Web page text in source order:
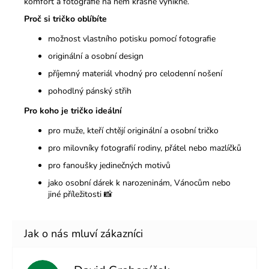
Proč si tričko oblíbíte
možnost vlastního potisku pomocí fotografie
originální a osobní design
příjemný materiál vhodný pro celodenní nošení
pohodlný pánský střih
Pro koho je tričko ideální
pro muže, kteří chtějí originální a osobní tričko
pro milovníky fotografií rodiny, přátel nebo mazlíčků
pro fanoušky jedinečných motivů
jako osobní dárek k narozeninám, Vánocům nebo
jiné příležitosti 📸